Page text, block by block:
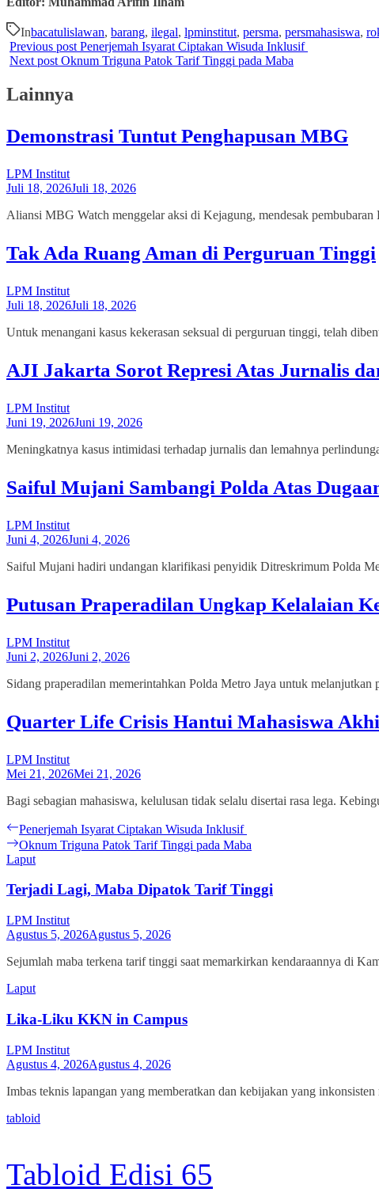
Inbacatulislawan, barang, ilegal, lpminstitut, persma, persmahasiswa,
Previous post Penerjemah Isyarat Ciptakan Wisuda Inklusif
Next post Oknum Triguna Patok Tarif Tinggi pada Maba
Lainnya
Demonstrasi Tuntut Penghapusan MBG
LPM Institut
Juli 18, 2026Juli 18, 2026
Aliansi MBG Watch menggelar aksi di Kejagung, mendesak
Tak Ada Ruang Aman di Perguruan Tinggi
LPM Institut
Juli 18, 2026Juli 18, 2026
Untuk menangani kasus kekerasan seksual di perguruan tinggi, telah
AJI Jakarta Sorot Represi Atas Jurnalis
LPM Institut
Juni 19, 2026Juni 19, 2026
Meningkatnya kasus intimidasi terhadap jurnalis dan lemahnya
Saiful Mujani Sambangi Polda Atas
LPM Institut
Juni 4, 2026Juni 4, 2026
Saiful Mujani hadiri undangan klarifikasi penyidik Ditreskrimum Polda
Putusan Praperadilan Ungkap Kelalaian
LPM Institut
Juni 2, 2026Juni 2, 2026
Sidang praperadilan memerintahkan Polda Metro Jaya untuk
Quarter Life Crisis Hantui Mahasiswa
LPM Institut
Mei 21, 2026Mei 21, 2026
Bagi sebagian mahasiswa, kelulusan tidak selalu disertai rasa lega.
Navigasi
pos
Previous
post:
Penerjemah Isyarat Ciptakan Wisuda Inklusif
Next
post:
Oknum Triguna Patok Tarif Tinggi pada Maba
Laput
Terjadi Lagi, Maba Dipatok Tarif Tinggi
LPM Institut
Agustus 5, 2026Agustus 5, 2026
Sejumlah maba terkena tarif tinggi saat memarkirkan kendaraannya di
Laput
Lika-Liku KKN in Campus
LPM Institut
Agustus 4, 2026Agustus 4, 2026
Imbas teknis lapangan yang memberatkan dan kebijakan yang
tabloid
Tabloid Edisi 65